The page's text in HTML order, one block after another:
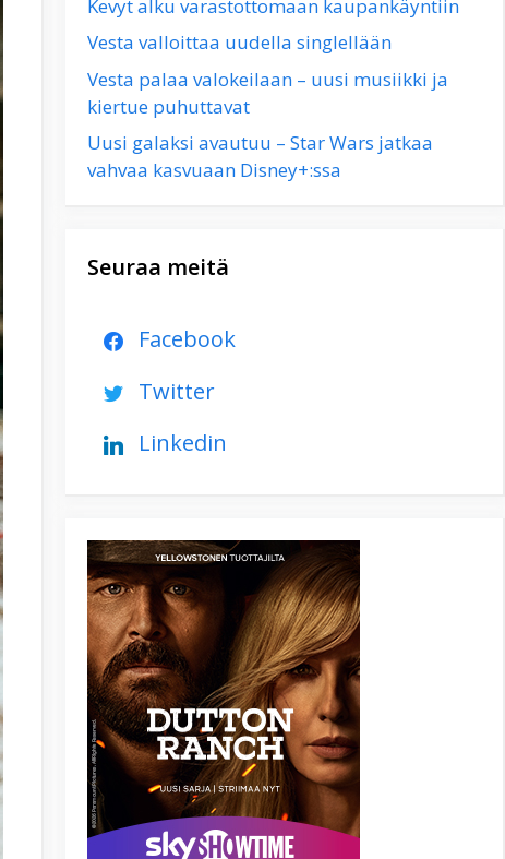
Kevyt alku varastottomaan kaupankäyntiin
Vesta valloittaa uudella singlellään
Vesta palaa valokeilaan – uusi musiikki ja
kiertue puhuttavat
Uusi galaksi avautuu – Star Wars jatkaa
vahvaa kasvuaan Disney+:ssa
Seuraa meitä
Facebook
Twitter
Linkedin